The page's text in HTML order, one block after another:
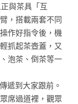
與茶具「互
，搭載兩套不同
作好指令後，機
抓起茶壺蓋，又
泡茶、倒茶等一
遞到大家跟前。
席過道裡，觀眾